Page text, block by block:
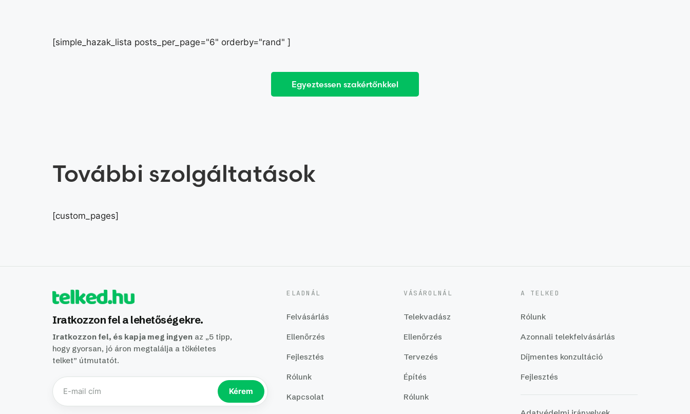
[simple_hazak_lista posts_per_page="6" orderby="rand" ]
Egyeztessen szakértőnkkel
További szolgáltatások
[custom_pages]
Iratkozzon fel a lehetőségekre.
Iratkozzon fel, és kapja meg ingyen az „5 tipp,
hogy gyorsan, jó áron megtalálja a tökéletes
telket” útmutatót.
Kérem
ELADNÁL
Felvásárlás
Ellenőrzés
Fejlesztés
Rólunk
Kapcsolat
VÁSÁROLNÁL
Telekvadász
Ellenőrzés
Tervezés
Építés
Rólunk
A TELKED
Rólunk
Azonnali telekfelvásárlás
Díjmentes konzultáció
Fejlesztés